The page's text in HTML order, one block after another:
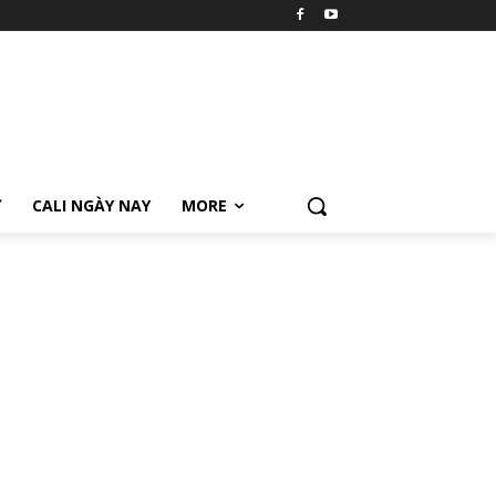
CALI NGÀY NAY MORE